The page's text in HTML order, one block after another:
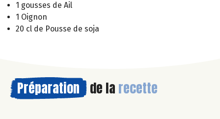
1 gousses de Ail
1 Oignon
20 cl de Pousse de soja
Préparation de la recette